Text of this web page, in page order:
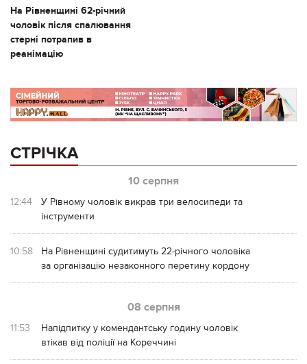
На Рівненщині 62-річний
чоловік після спалювання
стерні потрапив в
реанімацію
СТРІЧКА
10 серпня
12:44
У Рівному чоловік викрав три велосипеди та
інструменти
10:58
На Рівненщині судитимуть 22-річного чоловіка
за організацію незаконного перетину кордону
08 серпня
11:53
Напідпитку у комендантську годину чоловік
втікав від поліції на Кореччині